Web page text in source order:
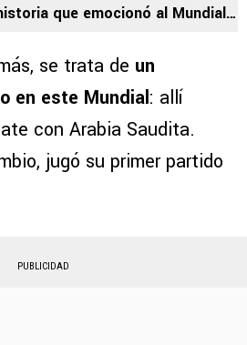
que emocionó al Mundial
se trata de un
en este Mundial: allí
con Arabia Saudita.
jugó su primer partido
PUBLICIDAD